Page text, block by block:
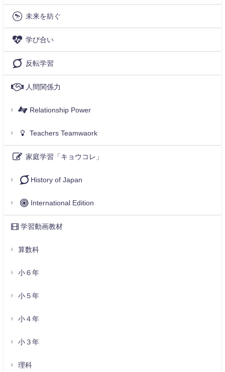
未来を紡ぐ
学び合い
反転学習
人間関係力
Relationship Power
Teachers Teamwaork
家庭学習「キョウコレ」
History of Japan
International Edition
学習動画教材
算数科
小６年
小５年
小４年
小３年
理科